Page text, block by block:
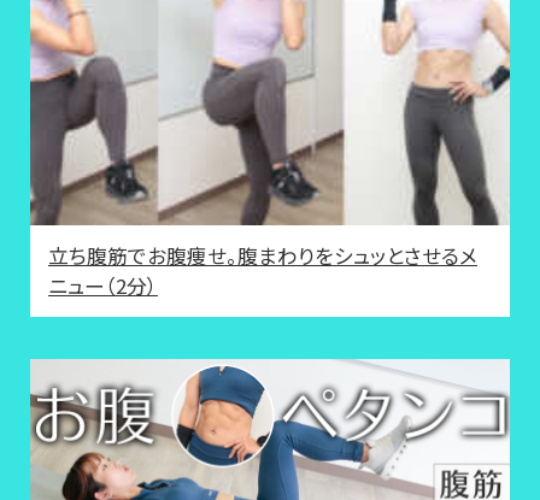
立ち腹筋でお腹痩せ。腹まわりをシュッとさせるメ
ニュー（2分）